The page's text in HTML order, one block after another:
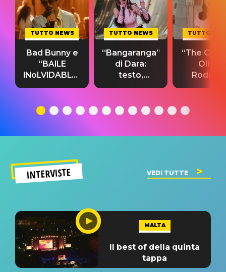
TUTTO NEWS
Bad Bunny e
“BAILE
INoLVIDABLE”:
testo,
significato
TUTTO NEWS
“Bangaranga”
di Dara:
testo,
traduzione e
del singolo
TUTTO
“The
Olivia
testo,
INTERVISTE VEDI TUTTE
MALTA
Il best of della quinta
tappa